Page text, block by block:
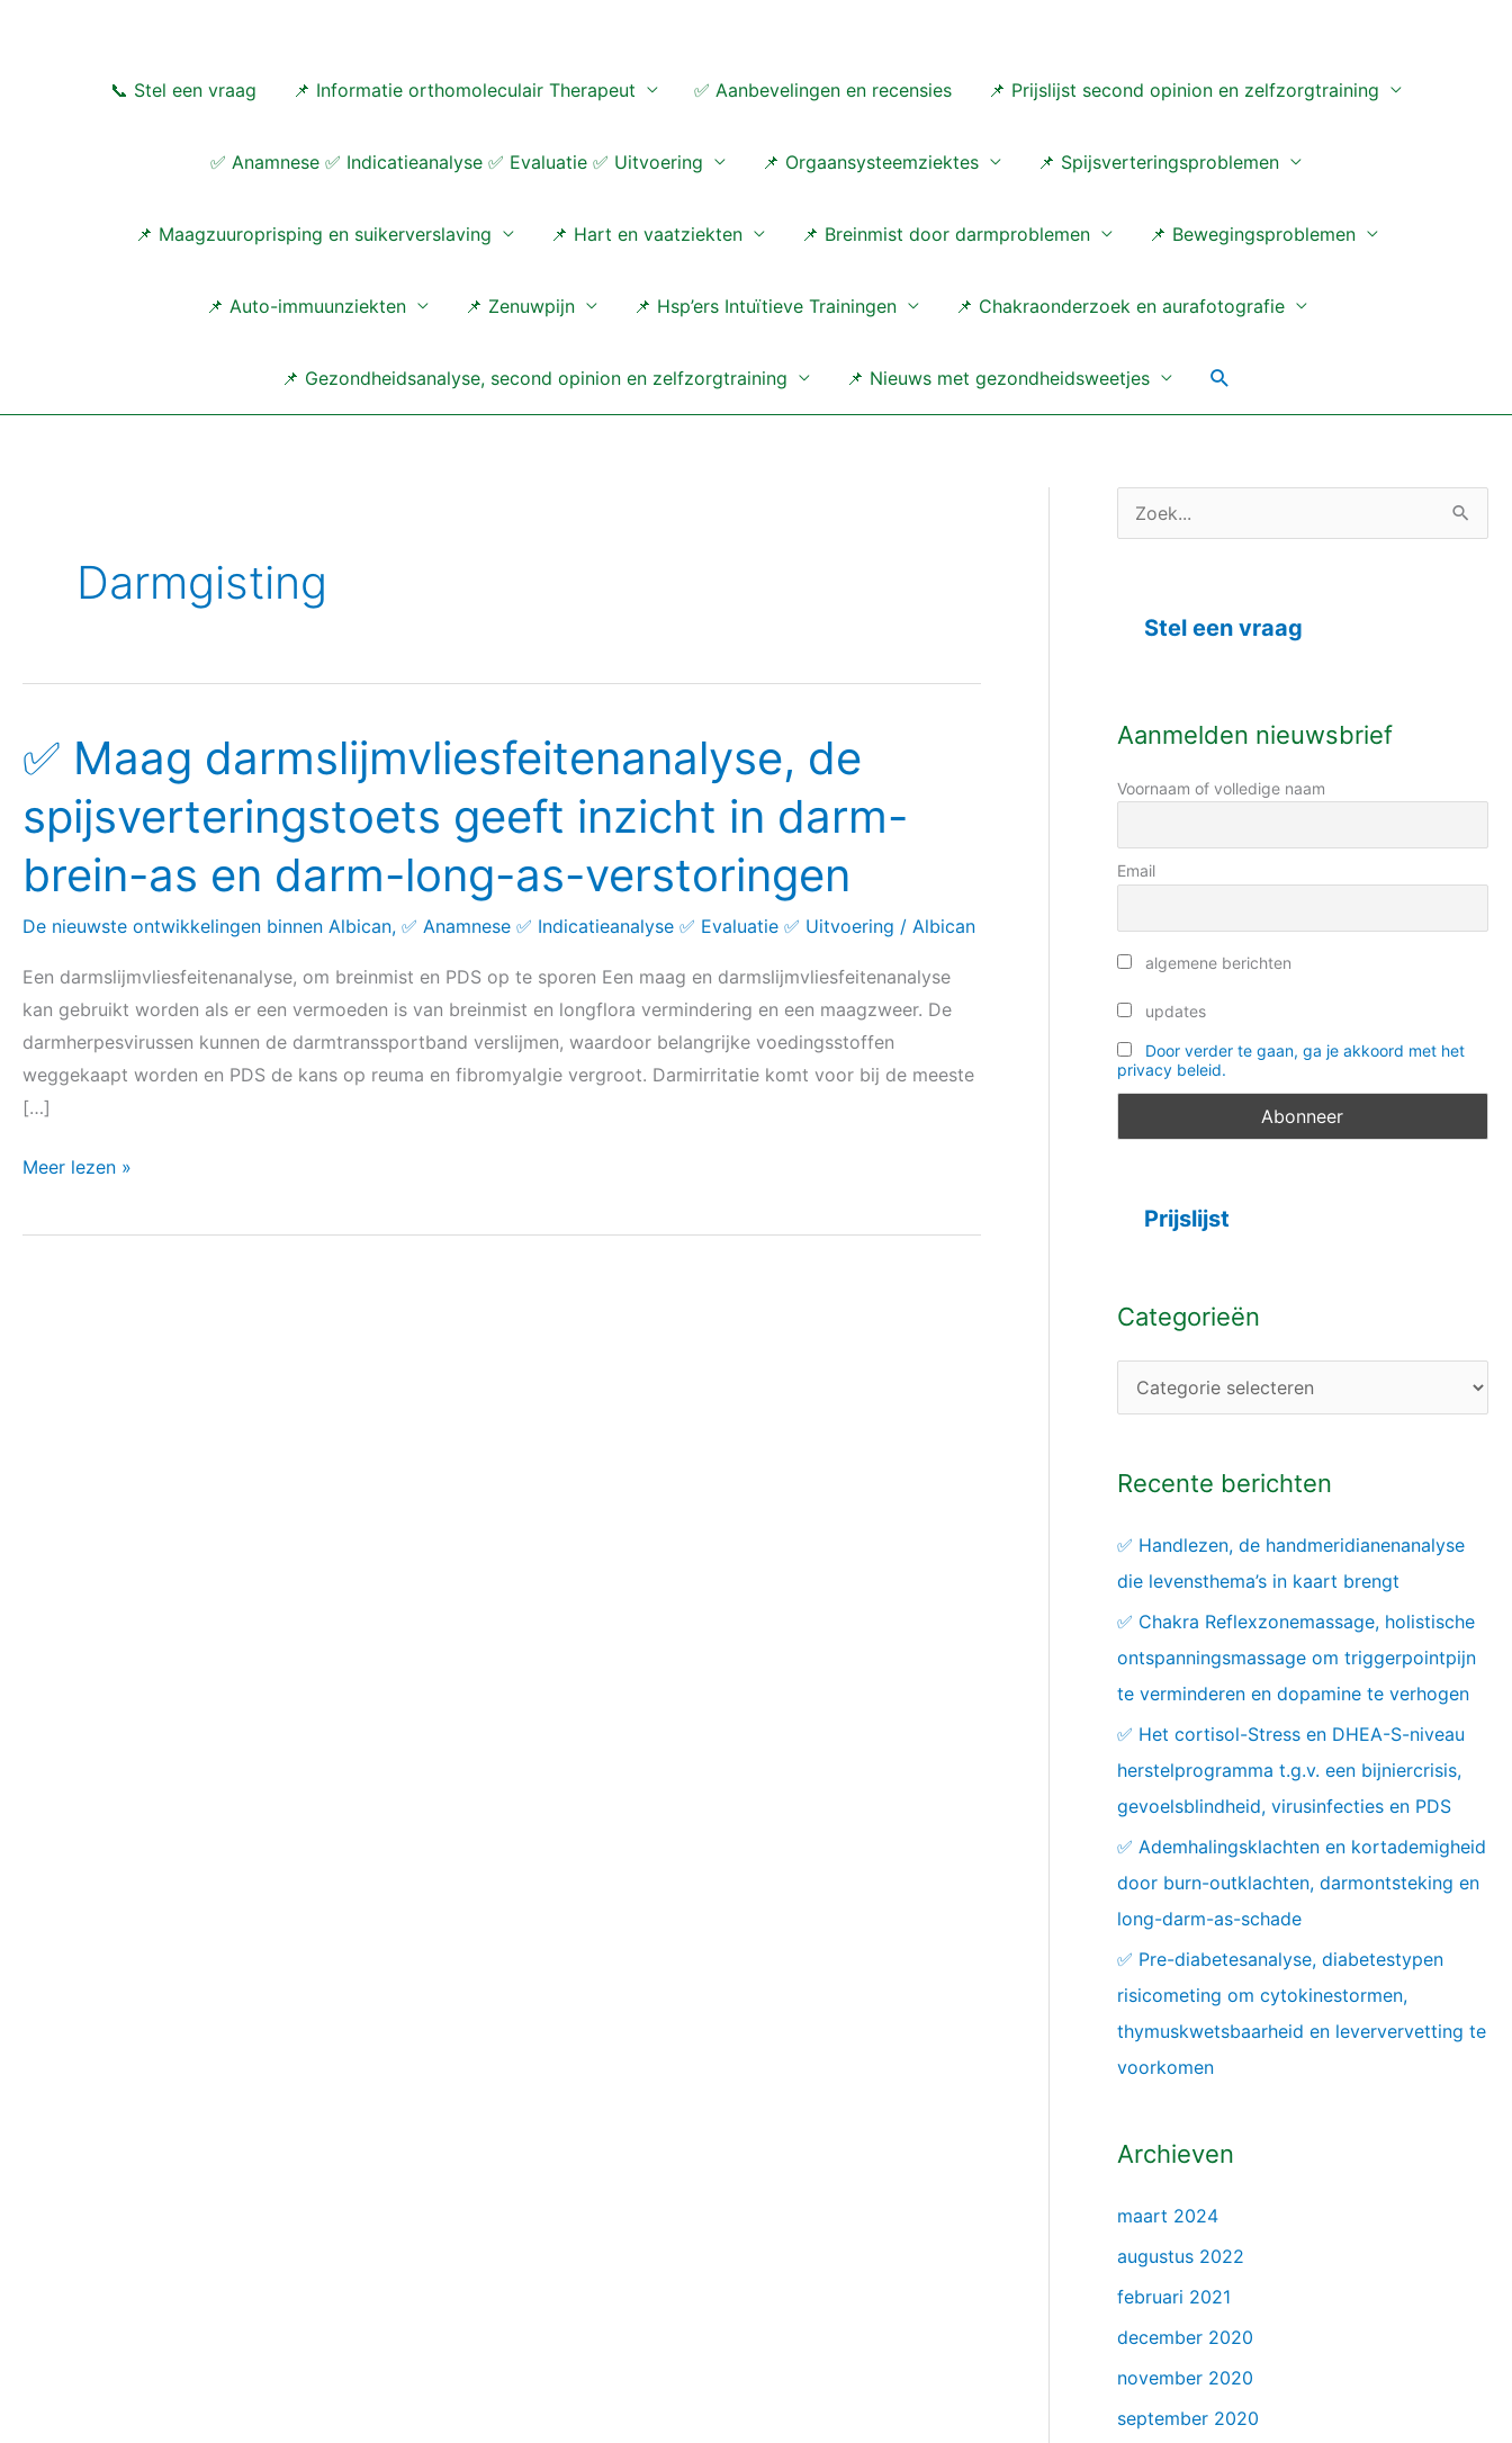
📞 Stel een vraag 📌 Informatie orthomoleculair Therapeut ✅ Aanbevelingen en recensies 📌 Prijslijst second opinion en zelfzorgtraining
✅ Anamnese ✅ Indicatieanalyse ✅ Evaluatie ✅ Uitvoering 📌 Orgaansysteemziektes 📌 Spijsverteringsproblemen
📌 Maagzuuroprisping en suikerverslaving 📌 Hart en vaatziekten 📌 Breinmist door darmproblemen 📌 Bewegingsproblemen
📌 Auto-immuunziekten 📌 Zenuwpijn 📌 Hsp’ers Intuïtieve Trainingen 📌 Chakraonderzoek en aurafotografie
📌 Gezondheidsanalyse, second opinion en zelfzorgtraining 📌 Nieuws met gezondheidsweetjes Zoeken
Darmgisting
✅ Maag darmslijmvliesfeitenanalyse, de
spijsverteringstoets geeft inzicht in darm-
brein-as en darm-long-as-verstoringen
De nieuwste ontwikkelingen binnen Albican, ✅ Anamnese ✅ Indicatieanalyse ✅ Evaluatie ✅ Uitvoering / Albican
Een darmslijmvliesfeitenanalyse, om breinmist en PDS op te sporen Een maag en darmslijmvliesfeitenanalyse
kan gebruikt worden als er een vermoeden is van breinmist en longflora vermindering en een maagzweer. De
darmherpesvirussen kunnen de darmtranssportband verslijmen, waardoor belangrijke voedingsstoffen
weggekaapt worden en PDS de kans op reuma en fibromyalgie vergroot. Darmirritatie komt voor bij de meeste
[…]
Maag
darmslijmvliesfeitenanalyse,
spijsverteringstoets
inzicht
in
darm-
brein-
as
en
long-
verstoringen
Meer lezen »
a
:
Stel een vraag
Aanmelden nieuwsbrief
Voornaam of volledige naam
Email
algemene berichten
updates
Door verder te gaan, ga je akkoord met het
privacy beleid.
Prijslijst
Categorieën
a
e
n
Recente berichten
✅ Handlezen, de handmeridianenanalyse
die levensthema’s in kaart brengt
✅ Chakra Reflexzonemassage, holistische
ontspanningsmassage om triggerpointpijn
te verminderen en dopamine te verhogen
✅ Het cortisol-Stress en DHEA-S-niveau
herstelprogramma t.g.v. een bijniercrisis,
gevoelsblindheid, virusinfecties en PDS
✅ Ademhalingsklachten en kortademigheid
door burn-outklachten, darmontsteking en
long-darm-as-schade
✅ Pre-diabetesanalyse, diabetestypen
risicometing om cytokinestormen,
thymuskwetsbaarheid en leververvetting te
voorkomen
Archieven
maart 2024
augustus 2022
februari 2021
december 2020
november 2020
september 2020